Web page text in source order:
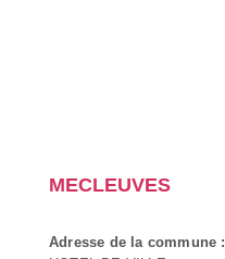
MECLEUVES
Adresse de la commune :